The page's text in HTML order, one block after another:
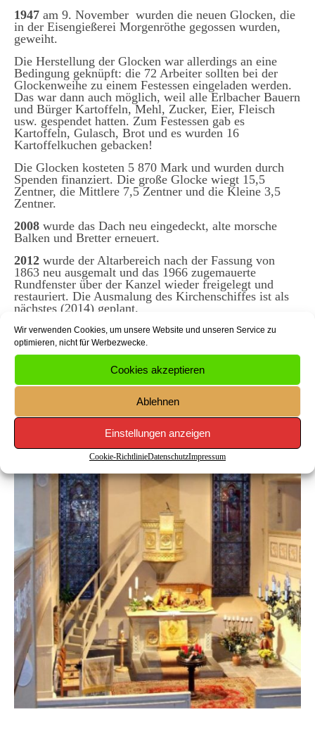
Wir verwenden Cookies, um unsere Website und unseren Service zu
optimieren, nicht für Werbezwecke.
Cookies akzeptieren
Ablehnen
Einstellungen anzeigen
Cookie-RichtlinieDatenschutzImpressum
1947 am 9. November wurden die neuen Glocken, die
in der Eisengießerei Morgenröthe gegossen wurden,
geweiht.
Die Herstellung der Glocken war allerdings an eine
Bedingung geknüpft: die 72 Arbeiter sollten bei der
Glockenweihe zu einem Festessen eingeladen werden.
Das war dann auch möglich, weil alle Erlbacher Bauern
und Bürger Kartoffeln, Mehl, Zucker, Eier, Fleisch
usw. gespendet hatten. Zum Festessen gab es
Kartoffeln, Gulasch, Brot und es wurden 16
Kartoffelkuchen gebacken!
Die Glocken kosteten 5 870 Mark und wurden durch
Spenden finanziert. Die große Glocke wiegt 15,5
Zentner, die Mittlere 7,5 Zentner und die Kleine 3,5
Zentner.
2008 wurde das Dach neu eingedeckt, alte morsche
Balken und Bretter erneuert.
2012 wurde der Altarbereich nach der Fassung von
1863 neu ausgemalt und das 1966 zugemauerte
Rundfenster über der Kanzel wieder freigelegt und
restauriert. Die Ausmalung des Kirchenschiffes ist als
nächstes (2014) geplant.